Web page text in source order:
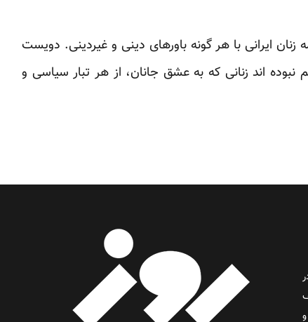
ایرانی با هر گونه باورهای دینی و غیردینی. دویست
نبوده اند زنانی که به عشق جانان، از هر تبار سیاسی و
در